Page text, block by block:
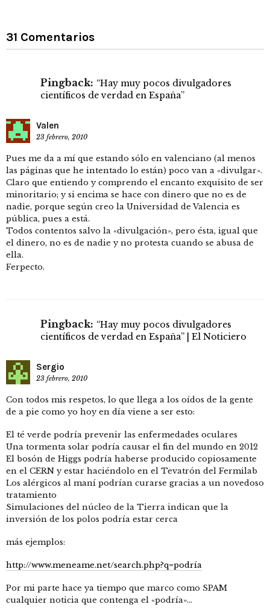
31 Comentarios
Pingback: “Hay muy pocos divulgadores
científicos de verdad en España”
Valen
23 febrero, 2010
Pues me da a mí que estando sólo en valenciano (al menos
las páginas que he intentado lo están) poco van a «divulgar».
Claro que entiendo y comprendo el encanto exquisito de ser
minoritario; y si encima se hace con dinero que no es de
nadie, porque según creo la Universidad de Valencia es
pública, pues a está.
Todos contentos salvo la «divulgación», pero ésta, igual que
el dinero, no es de nadie y no protesta cuando se abusa de
ella.
Ferpecto.
Pingback: “Hay muy pocos divulgadores
científicos de verdad en España” | El Noticiero
Sergio
23 febrero, 2010
Con todos mis respetos, lo que llega a los oídos de la gente
de a pie como yo hoy en día viene a ser esto:
El té verde podría prevenir las enfermedades oculares
Una tormenta solar podría causar el fin del mundo en 2012
El bosón de Higgs podría haberse producido copiosamente
en el CERN y estar haciéndolo en el Tevatrón del Fermilab
Los alérgicos al maní podrían curarse gracias a un novedoso
tratamiento
Simulaciones del núcleo de la Tierra indican que la
inversión de los polos podría estar cerca
más ejemplos:
http://www.meneame.net/search.php?q=podría
Por mi parte hace ya tiempo que marco como SPAM
cualquier noticia que contenga el «podría»…